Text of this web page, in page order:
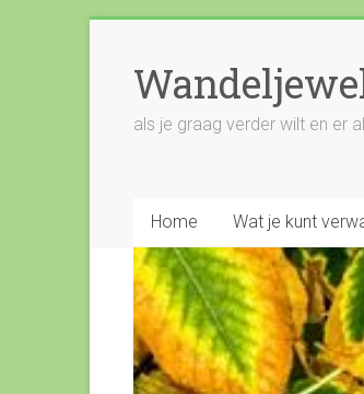
als je graag verder wilt en er
Home Wat je kunt